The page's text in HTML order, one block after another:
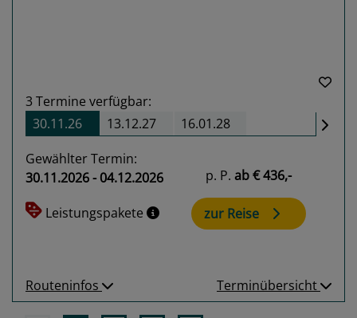
3 Termine verfügbar:
30.11.26
13.12.27 16.01.28
Gewählter Termin:
30.11.2026 - 04.12.2026
Leistungspakete
p. P. ab€ 436,-
zur Reise
Routeninfos Terminübersicht